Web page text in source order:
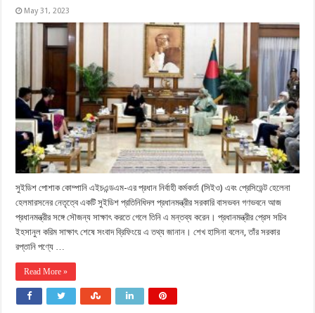
May 31, 2023
সুইডিশ পোশাক কোম্পানি এইচএন্ডএম-এর প্রধান নির্বাহী কর্মকর্তা (সিইও) এবং প্রেসিডেন্ট হেলেনা
হেলমারসনের নেতৃত্বে একটি সুইডিশ প্রতিনিধিদল প্রধানমন্ত্রীর সরকারি বাসভবন গণভবনে আজ
প্রধানমন্ত্রীর সঙ্গে সৌজন্য সাক্ষাৎ করতে গেলে তিনি এ মন্তব্য করেন। প্রধানমন্ত্রীর প্রেস সচিব
ইহসানুল করিম সাক্ষাৎ শেষে সংবাদ ব্রিফিংয়ে এ তথ্য জানান। শেখ হাসিনা বলেন, তাঁর সরকার
রপ্তানি পণ্যে …
Read More »